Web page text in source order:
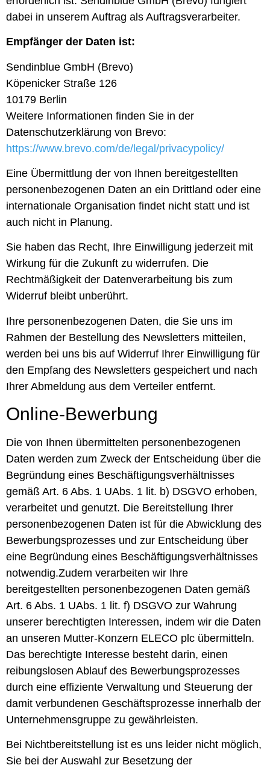
dabei in unserem Auftrag als Auftragsverarbeiter.
Empfänger der Daten ist:
Sendinblue GmbH (Brevo)
Köpenicker Straße 126
10179 Berlin
Weitere Informationen finden Sie in der
Datenschutzerklärung von Brevo:
https://www.brevo.com/de/legal/privacypolicy/
Eine Übermittlung der von Ihnen bereitgestellten
personenbezogenen Daten an ein Drittland oder eine
internationale Organisation findet nicht statt und ist
auch nicht in Planung.
Sie haben das Recht, Ihre Einwilligung jederzeit mit
Wirkung für die Zukunft zu widerrufen. Die
Rechtmäßigkeit der Datenverarbeitung bis zum
Widerruf bleibt unberührt.
Ihre personenbezogenen Daten, die Sie uns im
Rahmen der Bestellung des Newsletters mitteilen,
werden bei uns bis auf Widerruf Ihrer Einwilligung für
den Empfang des Newsletters gespeichert und nach
Ihrer Abmeldung aus dem Verteiler entfernt.
Online-Bewerbung
Die von Ihnen übermittelten personenbezogenen
Daten werden zum Zweck der Entscheidung über die
Begründung eines Beschäftigungsverhältnisses
gemäß Art. 6 Abs. 1 UAbs. 1 lit. b) DSGVO erhoben,
verarbeitet und genutzt. Die Bereitstellung Ihrer
personenbezogenen Daten ist für die Abwicklung des
Bewerbungsprozesses und zur Entscheidung über
eine Begründung eines Beschäftigungsverhältnisses
notwendig.Zudem verarbeiten wir Ihre
bereitgestellten personenbezogenen Daten gemäß
Art. 6 Abs. 1 UAbs. 1 lit. f) DSGVO zur Wahrung
unserer berechtigten Interessen, indem wir die Daten
an unseren Mutter-Konzern ELECO plc übermitteln.
Das berechtigte Interesse besteht darin, einen
reibungslosen Ablauf des Bewerbungsprozesses
durch eine effiziente Verwaltung und Steuerung der
damit verbundenen Geschäftsprozesse innerhalb der
Unternehmensgruppe zu gewährleisten.
Bei Nichtbereitstellung ist es uns leider nicht möglich,
Sie bei der Auswahl zur Besetzung der